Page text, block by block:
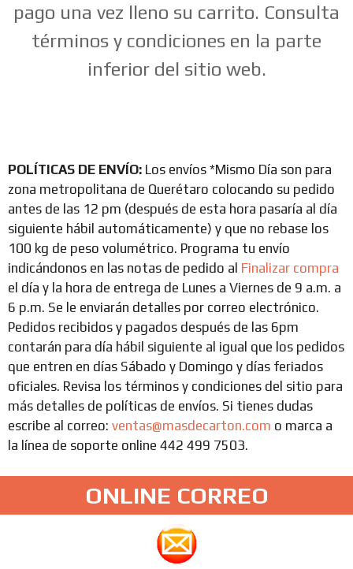
pago una vez lleno su carrito. Consulta
términos y condiciones en la parte
inferior del sitio web.
POLÍTICAS DE ENVÍO: Los envíos *Mismo Día son para
zona metropolitana de Querétaro colocando su pedido
antes de las 12 pm (después de esta hora pasaría al día
siguiente hábil automáticamente) y que no rebase los
100 kg de peso volumétrico. Programa tu envío
indicándonos en las notas de pedido al Finalizar compra
el día y la hora de entrega de Lunes a Viernes de 9 a.m. a
6 p.m. Se le enviarán detalles por correo electrónico.
Pedidos recibidos y pagados después de las 6pm
contarán para día hábil siguiente al igual que los pedidos
que entren en días Sábado y Domingo y días feriados
oficiales. Revisa los términos y condiciones del sitio para
más detalles de políticas de envíos. Si tienes dudas
escribe al correo: ventas@masdecarton.com o marca a
la línea de soporte online 442 499 7503.
ONLINE CORREO